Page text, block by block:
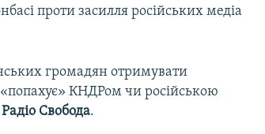
проти засилля російських медіа
громадян отримувати
КНДРом чи російською
Радіо Свобода.